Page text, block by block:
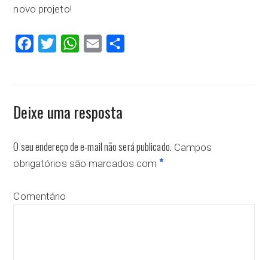
novo projeto!
FacebookTwitter WhatsApp
Email
Deixe uma resposta
O seu endereço de e-mail não será publicado. Campos
obrigatórios são marcados com *
Comentário